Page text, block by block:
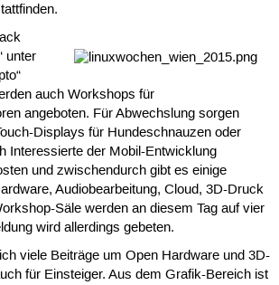
unter
auch Workshops für
angeboten. Für Abwechslung sorgen
Displays für Hundeschnauzen oder
Interessierte der Mobil-Entwicklung
und zwischendurch gibt es einige
Audiobearbeitung, Cloud, 3D-Druck
Säle werden an diesem Tag auf vier
wird allerdings gebeten.
viele Beiträge um Open Hardware und 3D-
für Einsteiger. Aus dem Grafik-Bereich ist